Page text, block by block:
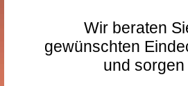
Wir beraten
gewünschten
und